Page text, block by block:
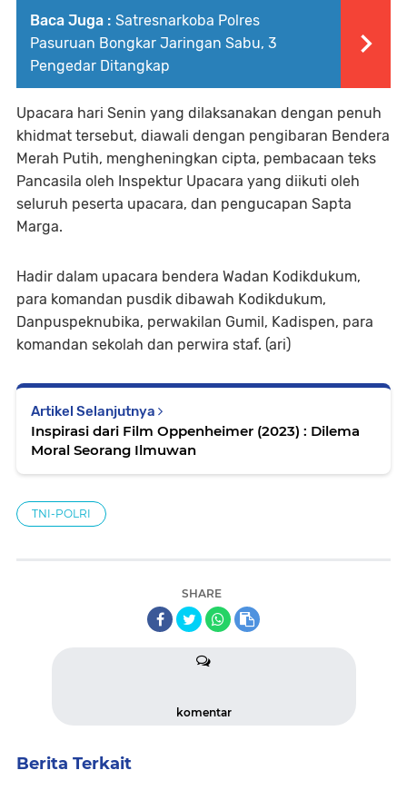
Baca Juga : Satresnarkoba Polres
Pasuruan Bongkar Jaringan Sabu, 3
Pengedar Ditangkap
Upacara hari Senin yang dilaksanakan dengan penuh
khidmat tersebut, diawali dengan pengibaran Bendera
Merah Putih, mengheningkan cipta, pembacaan teks
Pancasila oleh Inspektur Upacara yang diikuti oleh
seluruh peserta upacara, dan pengucapan Sapta
Marga.
Hadir dalam upacara bendera Wadan Kodikdukum,
para komandan pusdik dibawah Kodikdukum,
Danpuspeknubika, perwakilan Gumil, Kadispen, para
komandan sekolah dan perwira staf. (ari)
Artikel Selanjutnya
Inspirasi dari Film Oppenheimer (2023) : Dilema
Moral Seorang Ilmuwan
TNI-POLRI
SHARE
komentar
Berita Terkait